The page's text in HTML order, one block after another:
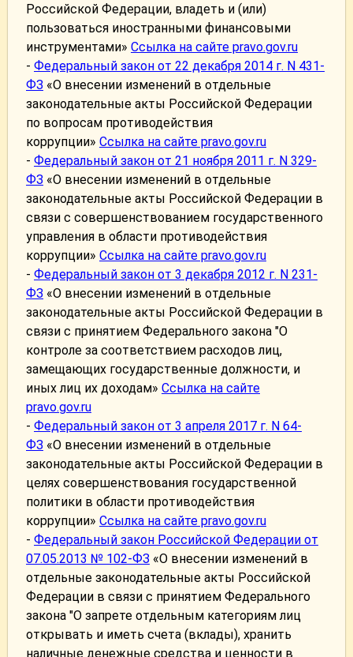
Российской Федерации, владеть и (или)
пользоваться иностранными финансовыми
инструментами» Ссылка на сайте pravo.gov.ru
- Федеральный закон от 22 декабря 2014 г. N 431-
ФЗ «О внесении изменений в отдельные
законодательные акты Российской Федерации
по вопросам противодействия
коррупции» Ссылка на сайте pravo.gov.ru
- Федеральный закон от 21 ноября 2011 г. N 329-
ФЗ «О внесении изменений в отдельные
законодательные акты Российской Федерации в
связи с совершенствованием государственного
управления в области противодействия
коррупции» Ссылка на сайте pravo.gov.ru
- Федеральный закон от 3 декабря 2012 г. N 231-
ФЗ «О внесении изменений в отдельные
законодательные акты Российской Федерации в
связи с принятием Федерального закона "О
контроле за соответствием расходов лиц,
замещающих государственные должности, и
иных лиц их доходам» Ссылка на сайте
pravo.gov.ru
- Федеральный закон от 3 апреля 2017 г. N 64-
ФЗ «О внесении изменений в отдельные
законодательные акты Российской Федерации в
целях совершенствования государственной
политики в области противодействия
коррупции» Ссылка на сайте pravo.gov.ru
- Федеральный закон Российской Федерации от
07.05.2013 № 102-ФЗ «О внесении изменений в
отдельные законодательные акты Российской
Федерации в связи с принятием Федерального
закона "О запрете отдельным категориям лиц
открывать и иметь счета (вклады), хранить
наличные денежные средства и ценности в